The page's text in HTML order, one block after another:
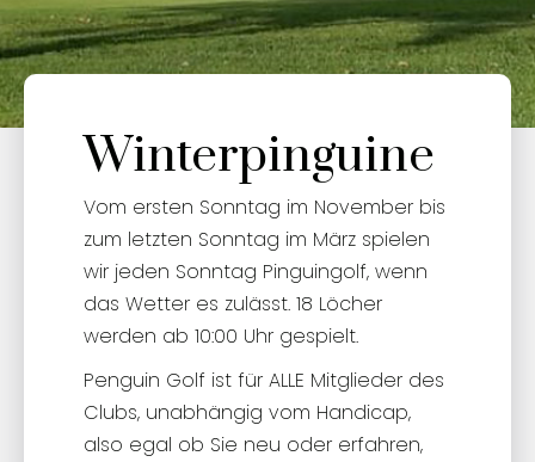
Winterpinguine
Vom ersten Sonntag im November bis
zum letzten Sonntag im März spielen
wir jeden Sonntag Pinguingolf, wenn
das Wetter es zulässt. 18 Löcher
werden ab 10:00 Uhr gespielt.
Penguin Golf ist für ALLE Mitglieder des
Clubs, unabhängig vom Handicap,
also egal ob Sie neu oder erfahren,